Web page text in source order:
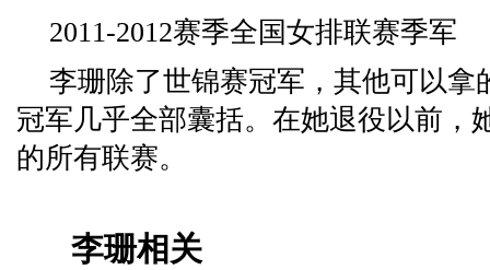
2011-2012赛季全国女排联赛季军
李珊除了世锦赛冠军，其他可以拿
冠军几乎全部囊括。在她退役以前，
的所有联赛。
李珊相关